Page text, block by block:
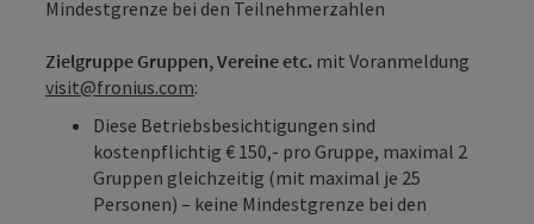
Mindestgrenze bei den Teilnehmerzahlen
Zielgruppe Gruppen, Vereine etc. mit Voranmeldung
visit@fronius.com:
Diese Betriebsbesichtigungen sind
kostenpflichtig € 150,- pro Gruppe, maximal 2
Gruppen gleichzeitig (mit maximal je 25
Personen) – keine Mindestgrenze bei den